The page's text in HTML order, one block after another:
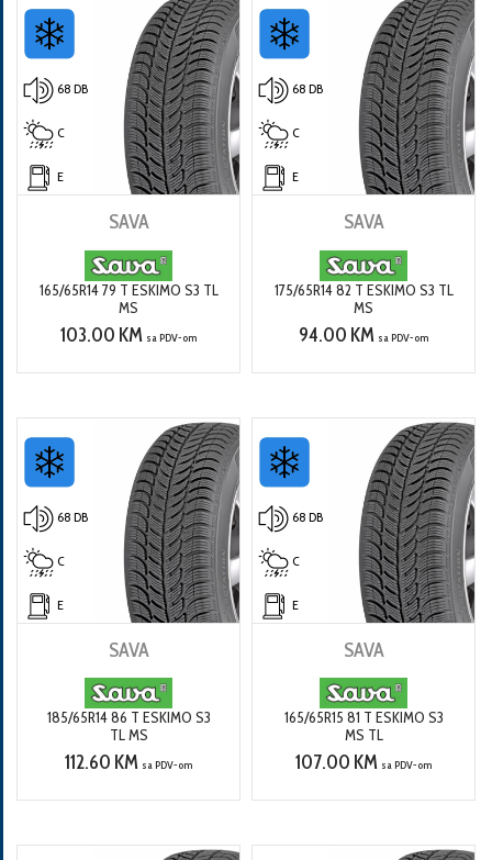
68 DB
C
E
SAVA
165/65R14 79 T ESKIMO S3 TL
MS
103.00 KM sa PDV-om
68 DB
C
E
SAVA
175/65R14 82 T ESKIMO S3 TL
MS
94.00 KM sa PDV-om
68 DB
C
E
SAVA
185/65R14 86 T ESKIMO S3
TL MS
112.60 KM sa PDV-om
68 DB
C
E
SAVA
165/65R15 81 T ESKIMO S3
MS TL
107.00 KM sa PDV-om